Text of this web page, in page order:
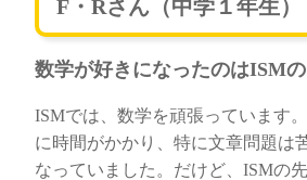
F・Rさん（中学１年生）
数学が好きになったのはISM
ISMでは、数学を頑張っています
に時間がかかり、特に文章問題は
なっていました。だけど、ISMの